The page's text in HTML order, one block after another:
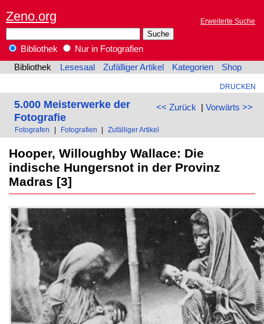
Zeno.org Erweiterte Suche
Bibliothek
Nur in Fotografien
Bibliothek
Lesesaal Zufälliger Artikel Kategorien Shop
DRUCKEN
<< Zurück | Vorwärts >>
5.000 Meisterwerke der
Fotografie
Fotografen Fotografien Zufälliger Artikel
Hooper, Willoughby Wallace: Die
indische Hungersnot in der Provinz
Madras [3]